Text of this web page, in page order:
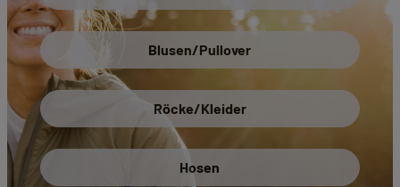
Blusen/Pullover
Röcke/Kleider
Hosen